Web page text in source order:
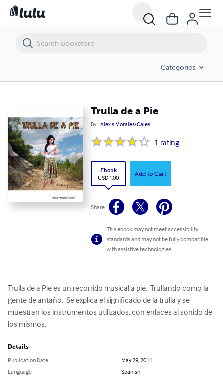
Categories
Trulla de a Pie
By Alexis Morales-Cales
1 rating
Ebook
USD 1.00
Add to Cart
Share
This ebook may not meet accessibility
standards and may not be fully compatible
with assistive technologies.
Trulla de a Pie es un recorrido musical a pie.  Trullando como la
gente de antaño.  Se explica el significado de la trulla y se
muestran los instrumentos utilizados, con enlaces al sonido de
los mismos.
Details
Publication Date
May 29, 2011
Language
Spanish
Trulla de a Pie